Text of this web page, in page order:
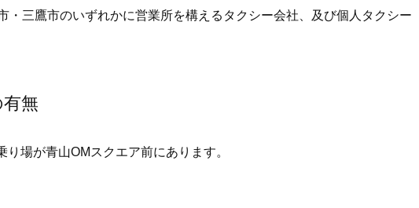
・三鷹市のいずれかに営業所を構えるタクシー会社、及び個人タクシー
無
場が青山OMスクエア前にあります。